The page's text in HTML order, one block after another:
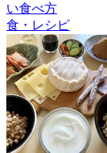
い食べ方
食・レシピ